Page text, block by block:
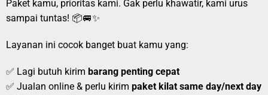
Paket kamu, prioritas kami. Gak perlu khawatir, kami urus
sampai tuntas! 📦🚐✨
Layanan ini cocok banget buat kamu yang:
✅ Lagi butuh kirim barang penting cepat
✅ Jualan online & perlu kirim paket kilat same day/next day